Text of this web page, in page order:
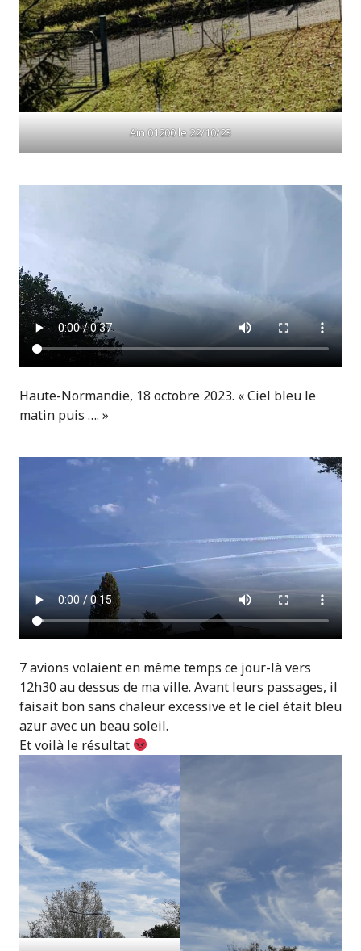
Ain 01200 le 22/10/23
Haute-Normandie, 18 octobre 2023. « Ciel bleu le
matin puis …. »
7 avions volaient en même temps ce jour-là vers
12h30 au dessus de ma ville. Avant leurs passages, il
faisait bon sans chaleur excessive et le ciel était bleu
azur avec un beau soleil.
Et voilà le résultat